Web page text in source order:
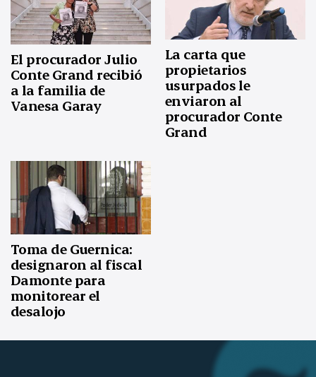
El procurador Julio
Conte Grand recibió
a la familia de
Vanesa Garay
La carta que
propietarios
usurpados le
enviaron al
procurador Conte
Grand
Toma de Guernica:
designaron al fiscal
Damonte para
monitorear el
desalojo